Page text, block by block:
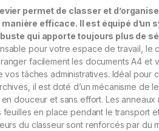
permet de classer et
efficace. Il est équipé d’un
qui apporte toujours plus de
pour votre espace de travail, le
facilement les documents A4 et
vos tâches administratives. Idéal pour
il est doté d’un mécanisme de
douceur et sans effort. Les anneaux
feuilles en place pendant le transport
du classeur sont renforcés par du